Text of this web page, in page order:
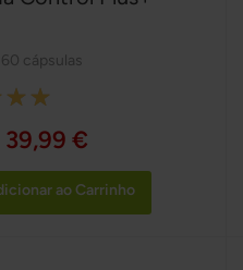
60 cápsulas
39,99 €
ao Carrinho